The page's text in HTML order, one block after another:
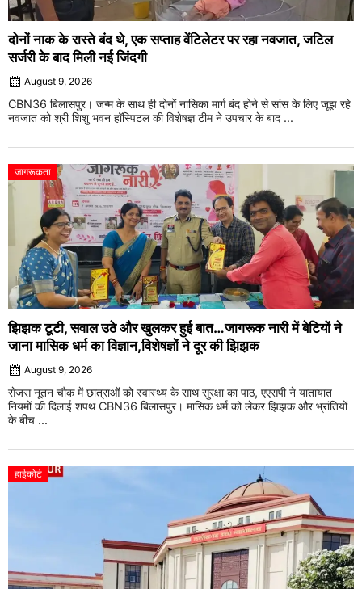
दोनों नाक के रास्ते बंद थे, एक सप्ताह वेंटिलेटर पर रहा नवजात, जटिल
सर्जरी के बाद मिली नई जिंदगी
August 9, 2026
CBN36 बिलासपुर। जन्म के साथ ही दोनों नासिका मार्ग बंद होने से सांस के लिए जूझ रहे
नवजात को श्री शिशु भवन हॉस्पिटल की विशेषज्ञ टीम ने उपचार के बाद ...
जागरूकता
झिझक टूटी, सवाल उठे और खुलकर हुई बात…जागरूक नारी में बेटियों ने
जाना मासिक धर्म का विज्ञान,विशेषज्ञों ने दूर की झिझक
August 9, 2026
सेजस नूतन चौक में छात्राओं को स्वास्थ्य के साथ सुरक्षा का पाठ, एएसपी ने यातायात
नियमों की दिलाई शपथ CBN36 बिलासपुर। मासिक धर्म को लेकर झिझक और भ्रांतियों
के बीच ...
हाईकोर्ट